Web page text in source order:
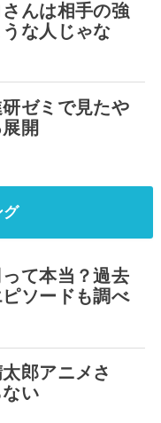
んは相手の強
な人じゃな
ゼミで見たや
開
グ
て本当？過去
ソードも調べ
郎アニメさ
い